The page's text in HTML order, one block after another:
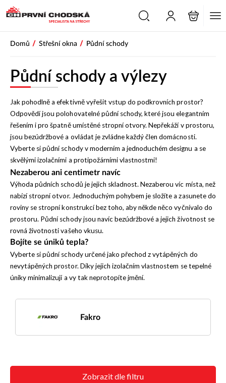
Domů / Střešní okna / Půdní schody
Půdní schody a výlezy
Jak pohodlně a efektivně vyřešit vstup do podkrovních prostor?
Odpovědí jsou polohovatelné půdní schody, které jsou elegantním
řešením i pro špatně umístěné stropní otvory. Nepřekáží v prostoru,
jsou bezúdržbové a ovládat je zvládne každý člen domácnosti.
Vyberte si půdní schody v moderním a jednoduchém designu a se
skvělými izolačními a protipožárními vlastnostmi!
Nezaberou ani centimetr navíc
Výhoda půdních schodů je jejich skladnost. Nezaberou víc místa, než
nabízí stropní otvor. Jednoduchým pohybem je složíte a zasunete do
roviny se stropní konstrukcí bez toho, aby někde něco vyčnívalo do
prostoru. Půdní schody jsou navíc bezúdržbové a jejich životnost se
rovná životnosti vašeho vkusu.
Bojíte se úniků tepla?
Vyberte si půdní schody určené jako přechod z vytápěných do
nevytápěných prostor. Díky jejich izolačním vlastnostem se tepelné
úniky minimalizují a vy tak neprotopíte jmění.
Fakro
Zobrazit dle filtru